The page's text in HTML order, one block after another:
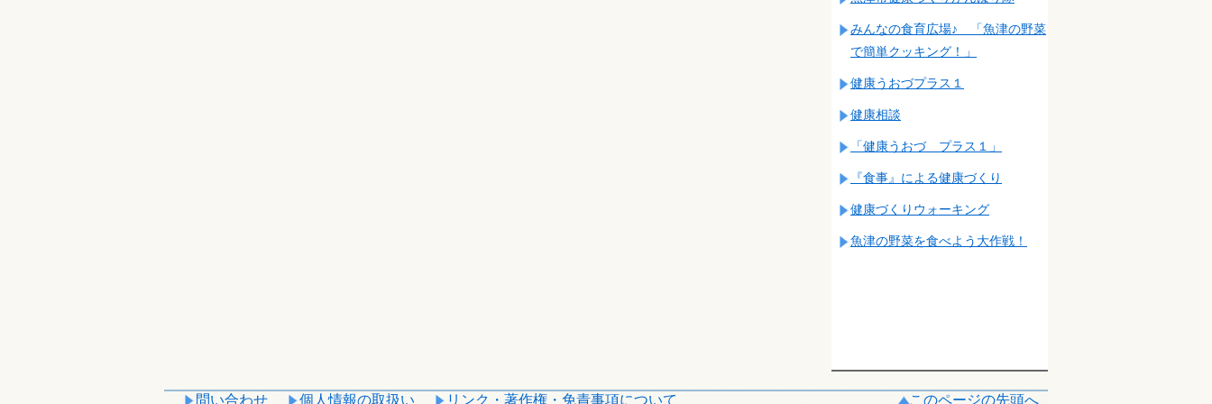
みんなの食育広場♪ 「魚津の野菜
で簡単クッキング！」
健康うおづプラス１
健康相談
「健康うおづ プラス１」
『食事』による健康づくり
健康づくりウォーキング
魚津の野菜を食べよう大作戦！
問い合わせ 個人情報の取扱い リンク・著作権・免責事項について このページの先頭へ